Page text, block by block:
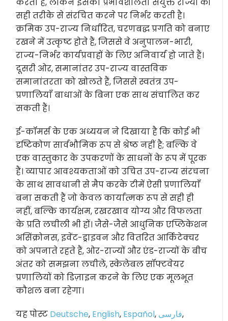
करता है, लेकिन इसकी प्रभावशीलता संयुक्त राज्यों को
सही तरीके से संरचित करने पर निर्भर करती है।
क्रमिक उप-राज्य निर्धारित, चरणबद्ध प्रगति को बनाए
रखने में उत्कृष्ट होते हैं, जिससे वे अनुपालन-भारी,
राज्य-निर्भर कार्यप्रवाहों के लिए अनिवार्य हो जाते हैं।
दूसरी ओर, समानांतर उप-राज्य वास्तविक
समानांतरता को खोलते हैं, जिससे स्वतंत्र उप-
प्रणालियाँ बाधाओं के बिना एक साथ संचालित कर
सकती हैं।
ई-कॉमर्स के एक अध्ययन ने दिखाया है कि कोई भी
दृष्टिकोण सार्वभौमिक रूप से श्रेष्ठ नहीं है; बल्कि वे
एक वास्तुकार के उपकरणों के साधनों के रूप में पूरक
हैं। व्यापार आवश्यकताओं को उचित उप-राज्य संरचना
के साथ सावधानी से मैप करके टीमें ऐसी प्रणालियाँ
बना सकती हैं जो केवल कार्यात्मक रूप से सही ही
नहीं, बल्कि कार्यक्षम, रखरखाव योग्य और विफलता
के प्रति लचीली भी हों। जैसे-जैसे आधुनिक एप्लिकेशन
असिंक्रोनस, इवेंट-ड्राइवन और वितरित आर्किटेक्चर
को अपनाते रहते हैं, ओर-राज्यों और एंड-राज्यों के बीच
अंतर को समझना लचीले, स्केलेबल सॉफ्टवेयर
प्रणालियों को डिज़ाइन करने के लिए एक मूलभूत
कौशल बना रहेगा।
यह पोस्ट Deutsche, English, Español, فارسی,